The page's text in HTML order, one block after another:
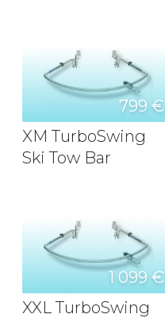
799 €
XM TurboSwing
Ski Tow Bar
1 099 €
XXL TurboSwing